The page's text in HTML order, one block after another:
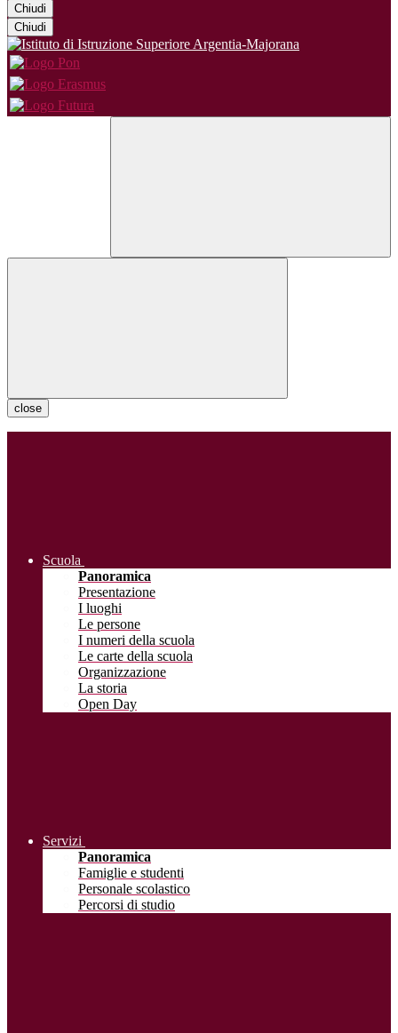
Chiudi
Chiudi
close
Scuola
Panoramica
Presentazione
I luoghi
Le persone
I numeri della scuola
Le carte della scuola
Organizzazione
La storia
Open Day
Servizi
Panoramica
Famiglie e studenti
Personale scolastico
Percorsi di studio